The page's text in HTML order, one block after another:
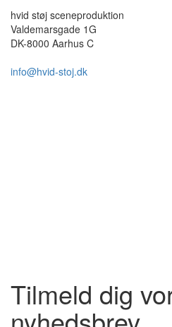
hvid støj sceneproduktion
Valdemarsgade 1G
DK-8000 Aarhus C
info@hvid-stoj.dk
Tilmeld dig